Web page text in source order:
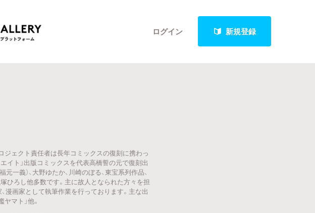
ログイン 新規登録
す 特集から探す 最新進捗報告から探す
ェクト責任者は長年コミックスの復刻に携わっ
イト」出版コミックスを代表高橋誓の元で復刻出
一義）、大野ゆたか、川崎のぼる、東宝系列作品、
塚ひろし他多数です。主に故人となられた方々を担
漫画家として執筆作業を行っております。主な出
マト」他。